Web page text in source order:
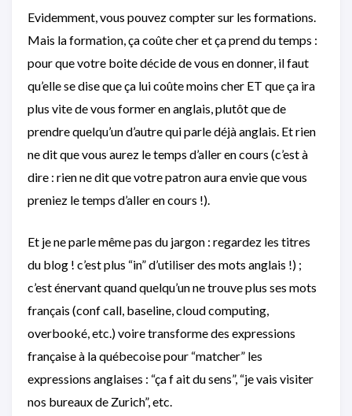
Evidemment, vous pouvez compter sur les formations.
Mais la formation, ça coûte cher et ça prend du temps :
pour que votre boite décide de vous en donner, il faut
qu’elle se dise que ça lui coûte moins cher ET que ça ira
plus vite de vous former en anglais, plutôt que de
prendre quelqu’un d’autre qui parle déjà anglais. Et rien
ne dit que vous aurez le temps d’aller en cours (c’est à
dire : rien ne dit que votre patron aura envie que vous
preniez le temps d’aller en cours !).
Et je ne parle même pas du jargon : regardez les titres
du blog ! c’est plus “in” d’utiliser des mots anglais !) ;
c’est énervant quand quelqu’un ne trouve plus ses mots
français (conf call, baseline, cloud computing,
overbooké, etc.) voire transforme des expressions
française à la québecoise pour “matcher” les
expressions anglaises : “ça f ait du sens”, “je vais visiter
nos bureaux de Zurich”, etc.